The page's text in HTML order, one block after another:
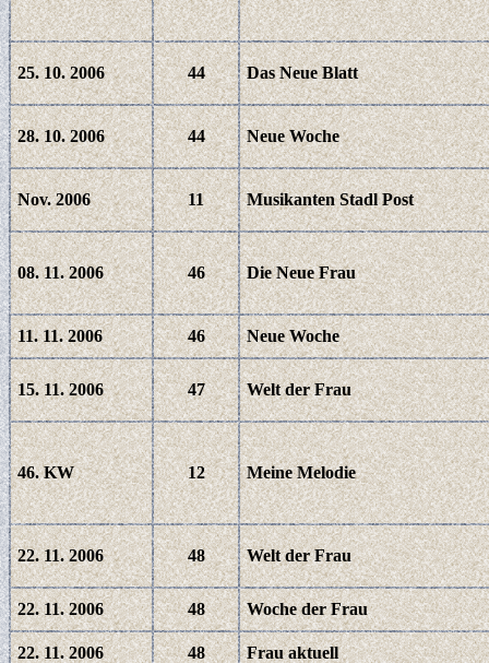
25. 10. 2006 44 Das Neue Blatt
28. 10. 2006 44 Neue Woche
Nov. 2006 11 Musikanten Stadl Post
08. 11. 2006 46 Die Neue Frau
11. 11. 2006 46 Neue Woche
15. 11. 2006 47 Welt der Frau
46. KW 12 Meine Melodie
22. 11. 2006 48 Welt der Frau
22. 11. 2006 48 Woche der Frau
22. 11. 2006 48 Frau aktuell